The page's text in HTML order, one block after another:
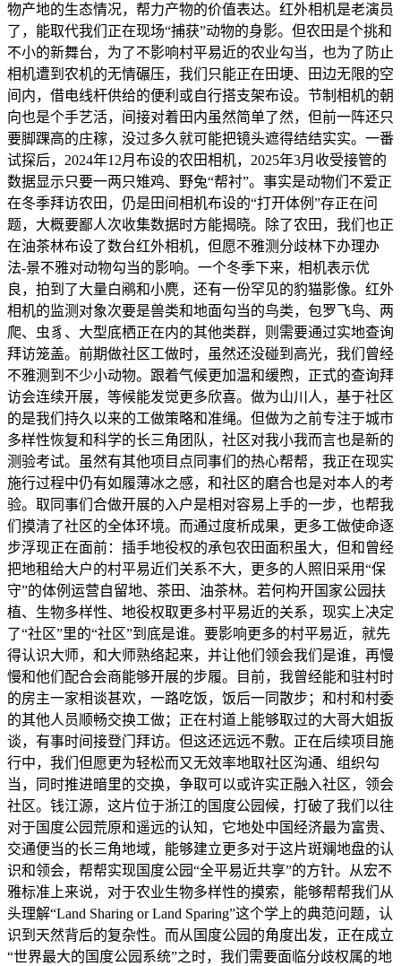
物产地的生态情况，帮力产物的价值表达。红外相机是老演员
了，能取代我们正在现场“捕获”动物的身影。但农田是个挑和
不小的新舞台，为了不影响村平易近的农业勾当，也为了防止
相机遭到农机的无情碾压，我们只能正在田埂、田边无限的空
间内，借电线杆供给的便利或自行搭支架布设。节制相机的朝
向也是个手艺活，间接对着田内虽然简单了然，但前一阵还只
要脚踝高的庄稼，没过多久就可能把镜头遮得结结实实。一番
试探后，2024年12月布设的农田相机，2025年3月收受接管的
数据显示只要一两只雉鸡、野兔“帮衬”。事实是动物们不爱正
在冬季拜访农田，仍是田间相机布设的“打开体例”存正在问
题，大概要鄙人次收集数据时方能揭晓。除了农田，我们也正
在油茶林布设了数台红外相机，但愿不雅测分歧林下办理办
法-景不雅对动物勾当的影响。一个冬季下来，相机表示优
良，拍到了大量白鹇和小麂，还有一份罕见的豹猫影像。红外
相机的监测对象次要是兽类和地面勾当的鸟类，包罗飞鸟、两
爬、虫豸、大型底栖正在内的其他类群，则需要通过实地查询
拜访笼盖。前期做社区工做时，虽然还没碰到高光，我们曾经
不雅测到不少小动物。跟着气候更加温和缓煦，正式的查询拜
访会连续开展，等候能发觉更多欣喜。做为山川人，基于社区
的是我们持久以来的工做策略和准绳。但做为之前专注于城市
多样性恢复和科学的长三角团队，社区对我小我而言也是新的
测验考试。虽然有其他项目点同事们的热心帮帮，我正在现实
施行过程中仍有如履薄冰之感，和社区的磨合也是对本人的考
验。取同事们合做开展的入户是相对容易上手的一步，也帮我
们摸清了社区的全体环境。而通过度析成果，更多工做使命逐
步浮现正在面前：插手地役权的承包农田面积虽大，但和曾经
把地租给大户的村平易近们关系不大，更多的人照旧采用“保
守”的体例运营自留地、茶田、油茶林。若何构开国家公园扶
植、生物多样性、地役权取更多村平易近的关系，现实上决定
了“社区”里的“社区”到底是谁。要影响更多的村平易近，就先
得认识大师，和大师熟络起来，并让他们领会我们是谁，再慢
慢和他们配合会商能够开展的步履。目前，我曾经能和驻村时
的房主一家相谈甚欢，一路吃饭，饭后一同散步；和村和村委
的其他人员顺畅交换工做；正在村道上能够取过的大哥大姐扳
谈，有事时间接登门拜访。但这还远远不敷。正在后续项目施
行中，我们但愿更为轻松而又无效率地取社区沟通、组织勾
当，同时推进暗里的交换，争取可以或许实正融入社区，领会
社区。钱江源，这片位于浙江的国度公园候，打破了我们以往
对于国度公园荒原和遥远的认知，它地处中国经济最为富贵、
交通便当的长三角地域，能够建立更多对于这片斑斓地盘的认
识和领会，帮帮实现国度公园“全平易近共享”的方针。从宏不
雅标准上来说，对于农业生物多样性的摸索，能够帮帮我们从
头理解“Land Sharing or Land Sparing”这个学上的典范问题，认
识到天然背后的复杂性。而从国度公园的角度出发，正在成立
“世界最大的国度公园系统”之时，我们需要面临分歧权属的地